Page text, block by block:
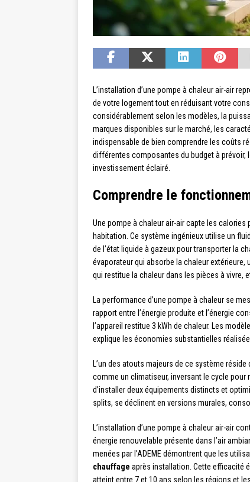
L’installation d’une pompe à chaleur air-air
de votre logement tout en réduisant votre
considérablement selon les modèles, la
marques disponibles sur le marché, les
indispensable de bien comprendre les coûts
différentes composantes du budget à
investissement éclairé.
Comprendre le
Une pompe à chaleur air-air capte les calories
habitation. Ce système ingénieux utilise un
de l’état liquide à gazeux pour transporter la
évaporateur qui absorbe la chaleur
qui restitue la chaleur dans les pièces à vivre,
La performance d’une pompe à chaleur se
rapport entre l’énergie produite et l’énergie
l’appareil restitue 3 kWh de chaleur. Les
explique les économies substantielles
L’un des atouts majeurs de ce système
comme un climatiseur, inversant le cycle
d’installer deux équipements distincts et
splits, se déclinent en versions murales,
L’installation d’une pompe à chaleur air-air
énergie renouvelable présente dans l’air
menées par l’ADEME démontrent que les
chauffage après installation. Cette efficacité
atteint entre 7 et 10 ans selon les régions et